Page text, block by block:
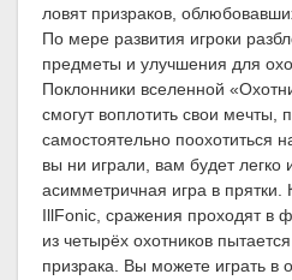
ловят призраков,
По мере развития игроки
предметы и улучшения для
Поклонники вселенной
смогут воплотить свои мечты,
самостоятельно поохотиться
вы ни играли, вам будет легко
асимметричная игра в прятки.
IllFonic, сражения проходят в
из четырёх охотников
призрака. Вы можете играть в